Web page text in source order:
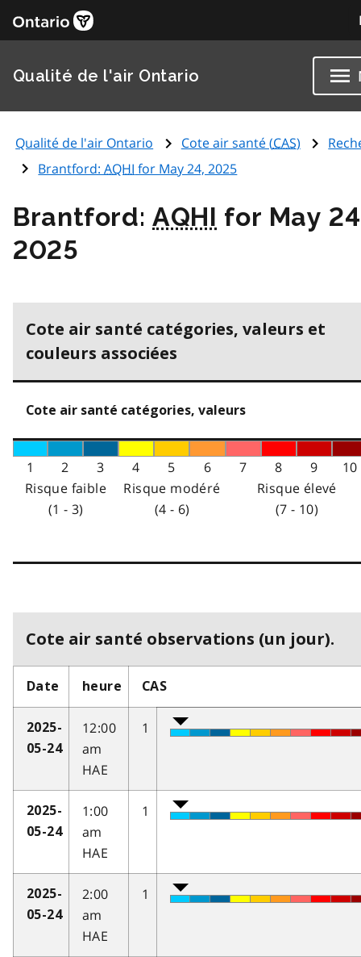
Qualité de l'air Ontario
Qualité de l'air Ontario Cote air santé (CAS)
Brantford:AQHI for May 24, 2025
Brantford:AQHI for May
2025
Cote air santé catégories, valeurs et
couleurs associées
Cote air santé catégories, valeurs
1 2 3 4 5 6 7 8 9
10
Risque faible
(1 - 3)
Risque modéré
(4 - 6)
Risque élevé
(7 - 10)
Cote air santé observations (un jour).
Date heure CAS
2025-
05-24
12:00
am
HAE
1
2025-
05-24
1:00
am
HAE
1
2025-
05-24
2:00
am
HAE
1